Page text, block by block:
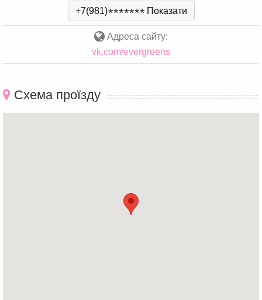
+7(981)******* Показати
Адреса сайту:
vk.com/evergreens
Схема проїзду